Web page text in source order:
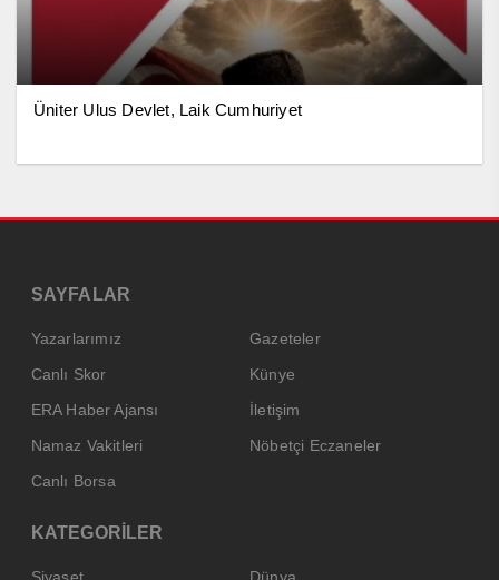
Üniter Ulus Devlet, Laik Cumhuriyet
SAYFALAR
Yazarlarımız
Gazeteler
Canlı Skor
Künye
ERA Haber Ajansı
İletişim
Namaz Vakitleri
Nöbetçi Eczaneler
Canlı Borsa
KATEGORİLER
Siyaset Dünya